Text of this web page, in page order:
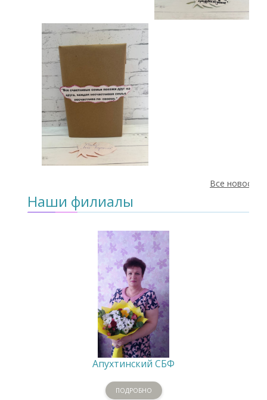
Все новости
Наши филиалы
Апухтинский СБФ
ПОДРОБНО